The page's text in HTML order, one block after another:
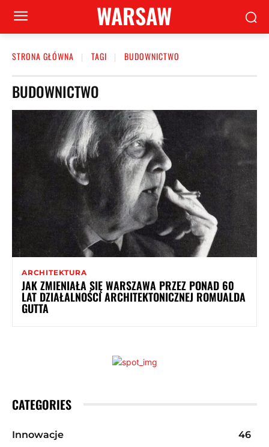
WARSAW
STRONA GŁÓWNA TAGI BUDOWNICTWO
BUDOWNICTWO
ARCHITEKTURA
JAK ZMIENIAŁA SIĘ WARSZAWA PRZEZ PONAD 60
LAT DZIAŁALNOŚCI ARCHITEKTONICZNEJ ROMUALDA
GUTTA
CATEGORIES
Innowacje
46